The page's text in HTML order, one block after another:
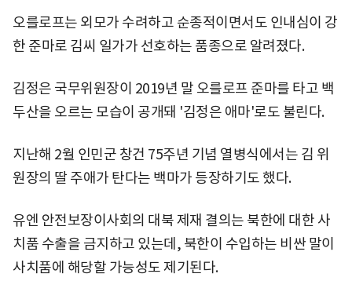
오를로프는 외모가 수려하고 순종적이면서도 인내심이 강
한 준마로 김씨 일가가 선호하는 품종으로 알려졌다.
김정은 국무위원장이 2019년 말 오를로프 준마를 타고 백
두산을 오르는 모습이 공개돼 '김정은 애마'로도 불린다.
지난해 2월 인민군 창건 75주년 기념 열병식에서는 김 위
원장의 딸 주애가 탄다는 백마가 등장하기도 했다.
유엔 안전보장이사회의 대북 제재 결의는 북한에 대한 사
치품 수출을 금지하고 있는데, 북한이 수입하는 비싼 말이
사치품에 해당할 가능성도 제기된다.